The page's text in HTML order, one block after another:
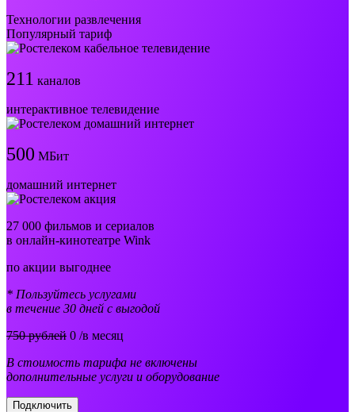
Технологии развлечения
Популярный тариф
211 каналов
интерактивное телевидение
500 МБит
домашний интернет
27 000 фильмов и сериалов
в онлайн-кинотеатре Wink
по акции выгоднее
* Пользуйтесь услугами
в течение 30 дней с выгодой
750 рублей 0 /в месяц
В стоимость тарифа не включены
дополнительные услуги и оборудование
Подключить